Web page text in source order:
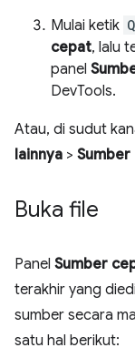
Mulai ketik
cepat, lalu
panel
DevTools.
Atau, di sudut
lainnya >
Buka file
Panel Sumber
terakhir yang
sumber secara
satu hal berikut: